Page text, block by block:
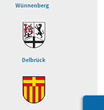
Wünnenberg
Delbrück